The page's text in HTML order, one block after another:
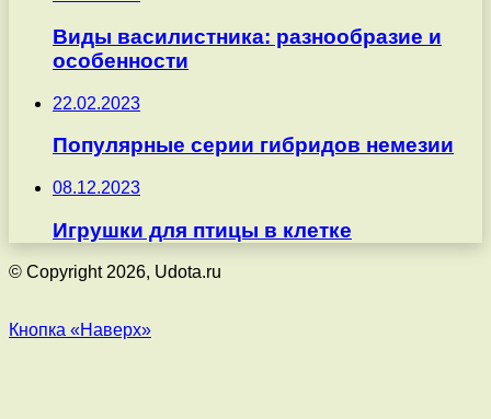
Виды василистника: разнообразие и
особенности
22.02.2023
Популярные серии гибридов немезии
08.12.2023
Игрушки для птицы в клетке
© Copyright 2026, Udota.ru
Кнопка «Наверх»